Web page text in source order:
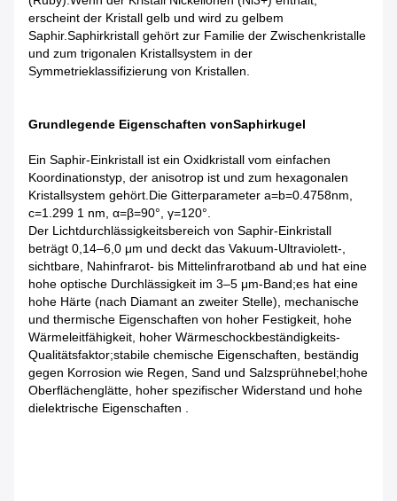
erscheint der Kristall gelb und wird zu gelbem
Saphir.Saphirkristall gehört zur Familie der Zwischenkristalle
und zum trigonalen Kristallsystem in der
Symmetrieklassifizierung von Kristallen.
Grundlegende Eigenschaften vonSaphirkugel
Ein Saphir-Einkristall ist ein Oxidkristall vom einfachen
Koordinationstyp, der anisotrop ist und zum hexagonalen
Kristallsystem gehört.Die Gitterparameter a=b=0.4758nm,
c=1.299 1 nm, α=β=90°, γ=120°.
Der Lichtdurchlässigkeitsbereich von Saphir-Einkristall
beträgt 0,14–6,0 μm und deckt das Vakuum-Ultraviolett-,
sichtbare, Nahinfrarot- bis Mittelinfrarotband ab und hat eine
hohe optische Durchlässigkeit im 3–5 μm-Band;es hat eine
hohe Härte (nach Diamant an zweiter Stelle), mechanische
und thermische Eigenschaften von hoher Festigkeit, hohe
Wärmeleitfähigkeit, hoher Wärmeschockbeständigkeits-
Qualitätsfaktor;stabile chemische Eigenschaften, beständig
gegen Korrosion wie Regen, Sand und Salzsprühnebel;hohe
Oberflächenglätte, hoher spezifischer Widerstand und hohe
dielektrische Eigenschaften .